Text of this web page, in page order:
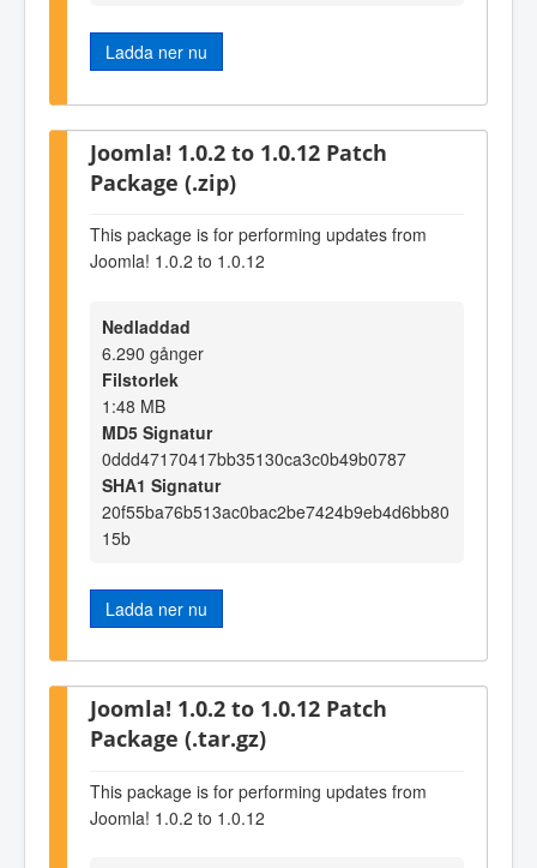
Ladda ner nu
Joomla! 1.0.2 to 1.0.12 Patch
Package (.zip)
This package is for performing updates from
Joomla! 1.0.2 to 1.0.12
Nedladdad
6.290 gånger
Filstorlek
1:48 MB
MD5 Signatur
0ddd47170417bb35130ca3c0b49b0787
SHA1 Signatur
20f55ba76b513ac0bac2be7424b9eb4d6bb80
15b
Ladda ner nu
Joomla! 1.0.2 to 1.0.12 Patch
Package (.tar.gz)
This package is for performing updates from
Joomla! 1.0.2 to 1.0.12